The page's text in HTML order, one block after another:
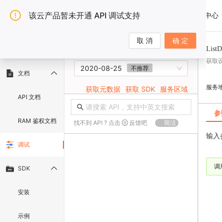
OpenAPI 门户 选择云产品 文档中心
文档
API 文档
RAM 鉴权文档
调试
SDK
安装
示例
2020-08-25 不推荐
获取元数据 获取 SDK 服务区域
找不到 API ? 点击 反馈吧 简洁
获取
服务
输入
调
该云产品暂未开通 API 调试支持
取 消 确 定